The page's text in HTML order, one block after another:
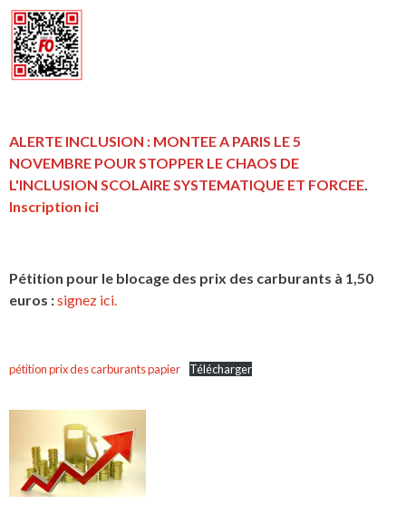
ALERTE INCLUSION : MONTEE A PARIS LE 5
NOVEMBRE POUR STOPPER LE CHAOS DE
L'INCLUSION SCOLAIRE SYSTEMATIQUE ET FORCEE
Inscription ici
Pétition pour le blocage des prix des carburants à 1,50
euros :signez ici.
pétition prix des carburants papier Télécharger